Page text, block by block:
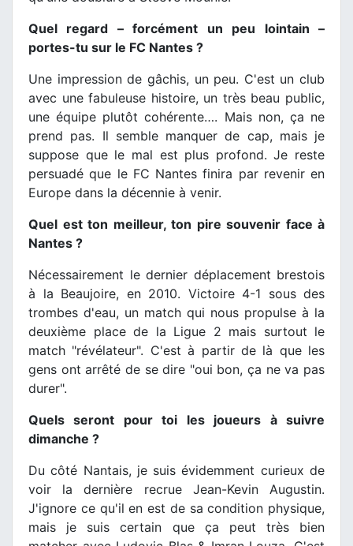
Quel regard – forcément un peu lointain –
portes-tu sur le FC Nantes ?
Une impression de gâchis, un peu. C'est un club
avec une fabuleuse histoire, un très beau public,
une équipe plutôt cohérente…. Mais non, ça ne
prend pas. Il semble manquer de cap, mais je
suppose que le mal est plus profond. Je reste
persuadé que le FC Nantes finira par revenir en
Europe dans la décennie à venir.
Quel est ton meilleur, ton pire souvenir face à
Nantes ?
Nécessairement le dernier déplacement brestois
à la Beaujoire, en 2010. Victoire 4-1 sous des
trombes d'eau, un match qui nous propulse à la
deuxième place de la Ligue 2 mais surtout le
match "révélateur". C'est à partir de là que les
gens ont arrêté de se dire "oui bon, ça ne va pas
durer".
Quels seront pour toi les joueurs à suivre
dimanche ?
Du côté Nantais, je suis évidemment curieux de
voir la dernière recrue Jean-Kevin Augustin.
J'ignore ce qu'il en est de sa condition physique,
mais je suis certain que ça peut très bien